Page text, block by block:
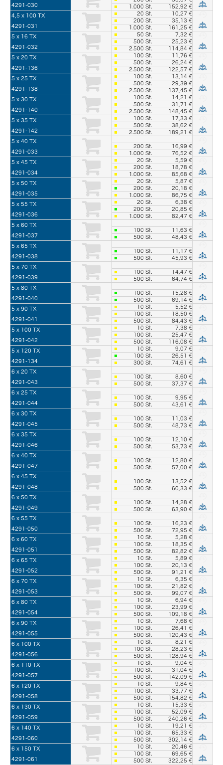
4291-030
1.000 St.
152,92 €
4,5 x 100 TX
4291-031
20 St.
10,27 €
200 St.
35,13 €
1.000 St.
161,25 €
5 x 16 TX
4291-032
50 St.
7,32 €
500 St.
25,23 €
2.500 St.
114,84 €
5 x 20 TX
4291-136
100 St.
11,76 €
500 St.
26,24 €
2.500 St.
122,57 €
5 x 25 TX
4291-138
100 St.
13,14 €
500 St.
29,39 €
2.500 St.
137,45 €
5 x 30 TX
4291-140
100 St.
14,21 €
500 St.
31,71 €
2.500 St.
148,45 €
5 x 35 TX
4291-142
100 St.
17,33 €
500 St.
38,62 €
2.500 St.
189,21 €
5 x 40 TX
4291-033
200 St.
16,99 €
1.000 St.
76,52 €
5 x 45 TX
4291-034
20 St.
5,59 €
200 St.
18,78 €
1.000 St.
85,68 €
5 x 50 TX
4291-035
20 St.
5,87 €
200 St.
20,18 €
1.000 St.
86,75 €
5 x 55 TX
4291-036
20 St.
6,38 €
200 St.
20,85 €
1.000 St.
82,47 €
5 x 60 TX
4291-037
100 St.
11,63 €
500 St.
48,43 €
5 x 65 TX
4291-038
100 St.
11,17 €
500 St.
45,93 €
5 x 70 TX
4291-039
100 St.
14,47 €
500 St.
64,74 €
5 x 80 TX
4291-040
100 St.
15,28 €
500 St.
69,14 €
5 x 90 TX
4291-041
10 St.
5,52 €
100 St.
18,50 €
500 St.
84,43 €
5 x 100 TX
4291-042
10 St.
7,38 €
100 St.
25,47 €
500 St.
116,08 €
5 x 120 TX
4291-134
10 St.
9,07 €
100 St.
26,51 €
300 St.
74,61 €
6 x 20 TX
4291-043
100 St.
8,60 €
500 St.
37,37 €
6 x 25 TX
4291-044
100 St.
9,95 €
500 St.
43,61 €
6 x 30 TX
4291-045
100 St.
11,03 €
500 St.
48,73 €
6 x 35 TX
4291-046
100 St.
12,10 €
500 St.
53,73 €
6 x 40 TX
4291-047
100 St.
12,80 €
500 St.
57,00 €
6 x 45 TX
4291-048
100 St.
13,52 €
500 St.
60,33 €
6 x 50 TX
4291-049
100 St.
14,28 €
500 St.
63,90 €
6 x 55 TX
4291-050
100 St.
16,23 €
500 St.
72,95 €
6 x 60 TX
4291-051
10 St.
5,28 €
100 St.
18,35 €
500 St.
82,82 €
6 x 65 TX
4291-052
10 St.
5,89 €
100 St.
20,13 €
500 St.
91,21 €
6 x 70 TX
4291-053
10 St.
6,35 €
100 St.
21,82 €
500 St.
99,07 €
6 x 80 TX
4291-054
10 St.
6,94 €
100 St.
23,99 €
500 St.
109,18 €
6 x 90 TX
4291-055
10 St.
7,68 €
100 St.
26,41 €
500 St.
120,43 €
6 x 100 TX
4291-056
10 St.
8,21 €
100 St.
28,23 €
500 St.
128,94 €
6 x 110 TX
4291-057
10 St.
9,04 €
100 St.
31,04 €
500 St.
142,09 €
6 x 120 TX
4291-058
10 St.
9,84 €
100 St.
33,77 €
500 St.
154,82 €
6 x 130 TX
4291-059
10 St.
15,33 €
100 St.
52,09 €
500 St.
240,26 €
6 x 140 TX
4291-060
10 St.
19,21 €
100 St.
65,33 €
500 St.
302,14 €
6 x 150 TX
4291-061
10 St.
20,46 €
100 St.
69,65 €
500 St.
322,25 €